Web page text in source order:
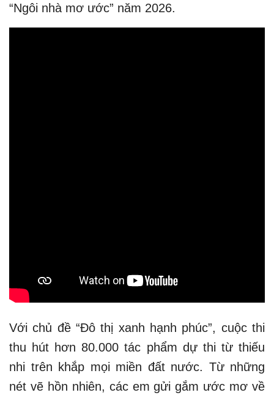
“Ngôi nhà mơ ước” năm 2026.
Với chủ đề “Đô thị xanh hạnh phúc”, cuộc thi
thu hút hơn 80.000 tác phẩm dự thi từ thiếu
nhi trên khắp mọi miền đất nước. Từ những
nét vẽ hồn nhiên, các em gửi gắm ước mơ về